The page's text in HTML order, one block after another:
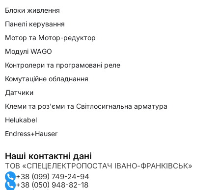
Блоки живлення
Панелі керування
Мотор та Мотор-редуктор
Модулі WAGO
Контролери та програмовані реле
Комутаційне обладнання
Датчики
Клеми та роз'єми та Світлосигнальна арматура
Helukabel
Endress+Hauser
Наші контактні дані
ТОВ «СПЕЦЕЛЕКТРОПОСТАЧ ІВАНО-ФРАНКІВСЬК»
+38 (099) 749-24-94
+38 (050) 948-82-18